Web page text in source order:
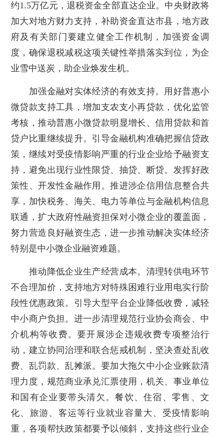
约1.5万亿元，退税资金全部直达企业。中央财政将
加大对地方财力支持，补助资金直达市县，地方政
府及有关部门要建立健全工作机制，加强资金调
度，确保退税减税这项关键性举措落实到位，为企
业雪中送炭，助企业焕发生机。
加强金融对实体经济的有效支持。用好普惠小
微贷款支持工具，增加支农支小再贷款，优化监管
考核，推动普惠小微贷款明显增长、信用贷款和首
贷户比重继续提升。引导金融机构准确把握信贷政
策，继续对受疫情影响严重的行业企业给予融资支
持，避免出现行业性限贷、抽贷、断贷。发挥好政
策性、开发性金融作用。推进涉企信用信息整合共
享，加快税务、海关、电力等单位与金融机构信息
联通，扩大政府性融资担保对小微企业的覆盖面，
努力营造良好融资生态，进一步推动解决实体经济
特别是中小微企业融资难题。
推动降低企业生产经营成本。清理转供电环节
不合理加价，支持地方对特殊困难行业用电实行阶
段性优惠政策。引导大型平台企业降低收费，减轻
中小商户负担。进一步清理规范行业协会商会、中
介机构等收费。要开展涉企违规收费专项整治行
动，建立协同治理和联合惩戒机制，坚决查处乱收
费、乱罚款、乱摊派。要加大拖欠中小企业账款清
理力度，规范商业承兑汇票使用，机关、事业单位
和国有企业要带头清欠。餐饮、住宿、零售、文
化、旅游、客运等行业就业容量大、受疫情影响
重，各项帮扶政策都要予以倾斜，支持这些行业企